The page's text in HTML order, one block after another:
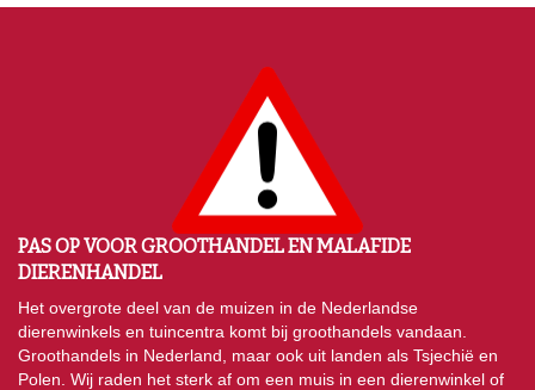
PAS OP VOOR GROOTHANDEL EN MALAFIDE
DIERENHANDEL
Het overgrote deel van de muizen in de Nederlandse
dierenwinkels en tuincentra komt bij groothandels vandaan.
Groothandels in Nederland, maar ook uit landen als Tsjechië en
Polen. Wij raden het sterk af om een muis in een dierenwinkel of